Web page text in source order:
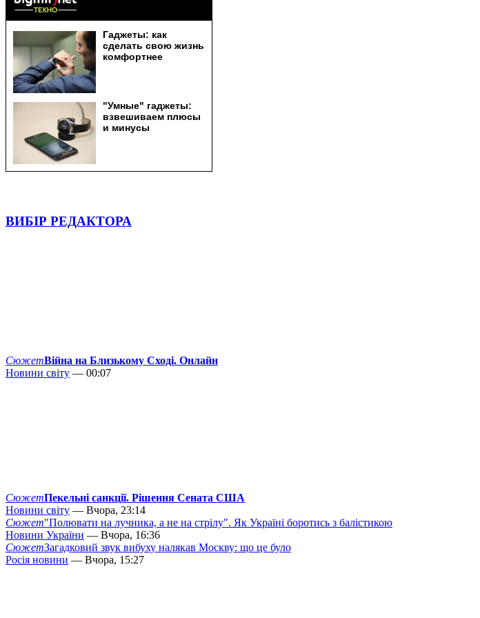
ВИБІР РЕДАКТОРА
СюжетВійна на Близькому Сході. Онлайн
Новини світу — 00:07
СюжетПекельні санкції. Рішення Сената США
Новини світу — Вчора, 23:14
Сюжет"Полювати на лучника, а не на стрілу". Як Україні боротись з балістикою
Новини України — Вчора, 16:36
СюжетЗагадковий звук вибуху налякав Москву: що це було
Росія новини — Вчора, 15:27